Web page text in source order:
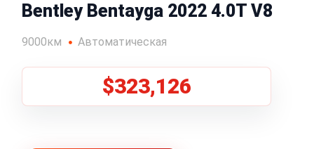
Bentley Bentayga 2022 4.0T V8
9000км Автоматическая
$323,126